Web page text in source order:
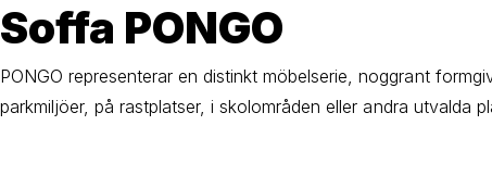
Soffa PONGO
PONGO representerar en distinkt möbelserie, noggrant
parkmiljöer, på rastplatser, i skolområden eller andra utvalda